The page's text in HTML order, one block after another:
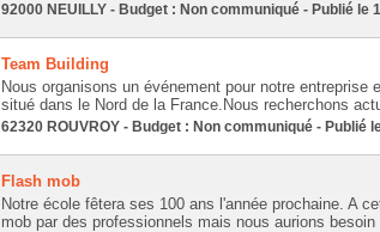
92000 NEUILLY - Budget : Non communiqué - Publié le
Team Building
Nous organisons un événement pour notre
situé dans le Nord de la France.Nous recherchons
62320 ROUVROY - Budget : Non communiqué - Publié
Flash mob
Notre école fêtera ses 100 ans l'année prochaine. A
mob par des professionnels mais nous aurions